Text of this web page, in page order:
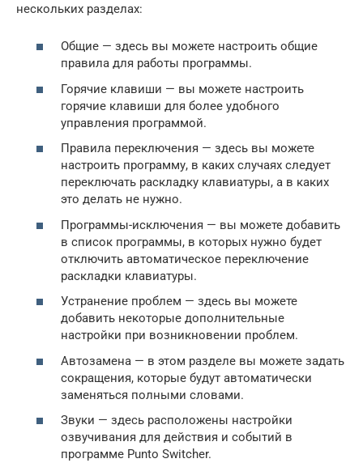
нескольких разделах:
Общие — здесь вы можете настроить общие
правила для работы программы.
Горячие клавиши — вы можете настроить
горячие клавиши для более удобного
управления программой.
Правила переключения — здесь вы можете
настроить программу, в каких случаях следует
переключать раскладку клавиатуры, а в каких
это делать не нужно.
Программы-исключения — вы можете добавить
в список программы, в которых нужно будет
отключить автоматическое переключение
раскладки клавиатуры.
Устранение проблем — здесь вы можете
добавить некоторые дополнительные
настройки при возникновении проблем.
Автозамена — в этом разделе вы можете задать
сокращения, которые будут автоматически
заменяться полными словами.
Звуки — здесь расположены настройки
озвучивания для действия и событий в
программе Punto Switcher.